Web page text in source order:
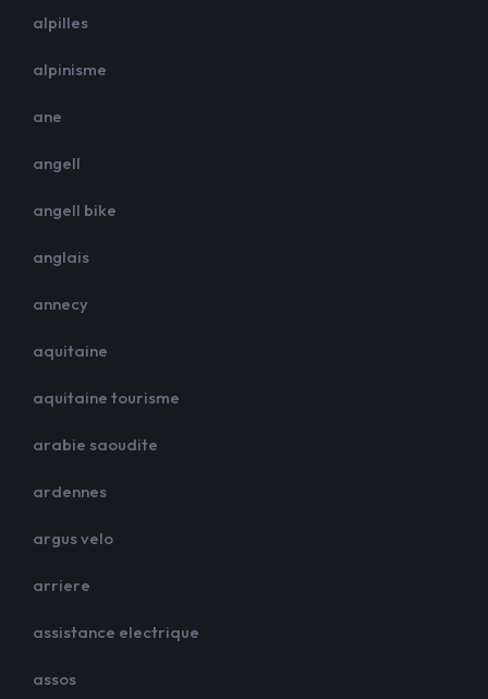
alpilles
alpinisme
ane
angell
angell bike
anglais
annecy
aquitaine
aquitaine tourisme
arabie saoudite
ardennes
argus velo
arriere
assistance electrique
assos